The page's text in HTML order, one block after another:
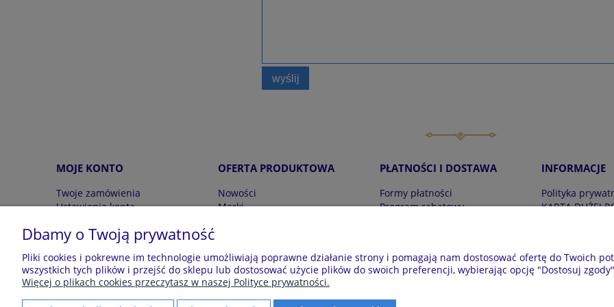
wyślij
MOJE KONTO
Twoje zamówienia
Ustawienia konta
OFERTA PRODUKTOWA
Nowości
Marki
PŁATNOŚCI I DOSTAWA
Formy płatności
Program rabatowy
INFORMACJE
Polityka
KARTA DUŻEJ
Sklep z piżamami Kraina Piżam | Plac Zwycięstwa 7, 28-100 Busko-Zdrój | E-mail: krainapizam@gmail.com | Tel. 602
Dbamy o Twoją prywatność
Pliki cookies i pokrewne im technologie umożliwiają poprawne działanie strony i pomagają nam dostosować ofertę do Twoich
wszystkich tych plików i przejść do sklepu lub dostosować użycie plików do swoich preferencji, wybierając opcję "Dostosuj
Więcej o plikach cookies przeczytasz w naszej Polityce prywatności.